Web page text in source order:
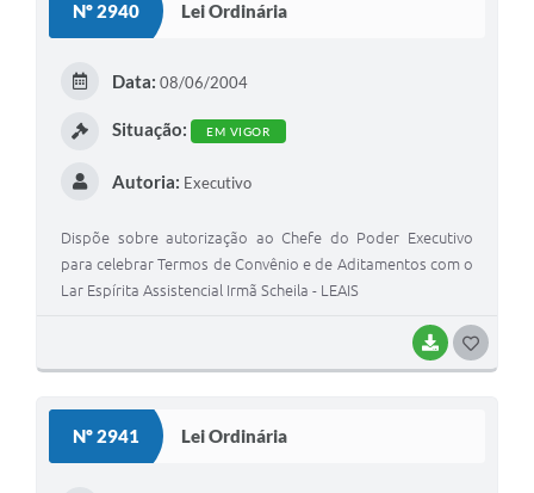
Nº 2940 Lei Ordinária
BAIXAR
Data: 08/06/2004
Situação: EM VIGOR
Autoria: Executivo
Dispõe sobre autorização ao Chefe do Poder Executivo
para celebrar Termos de Convênio e de Aditamentos com o
Lar Espírita Assistencial Irmã Scheila - LEAIS
Nº 2941 Lei Ordinária